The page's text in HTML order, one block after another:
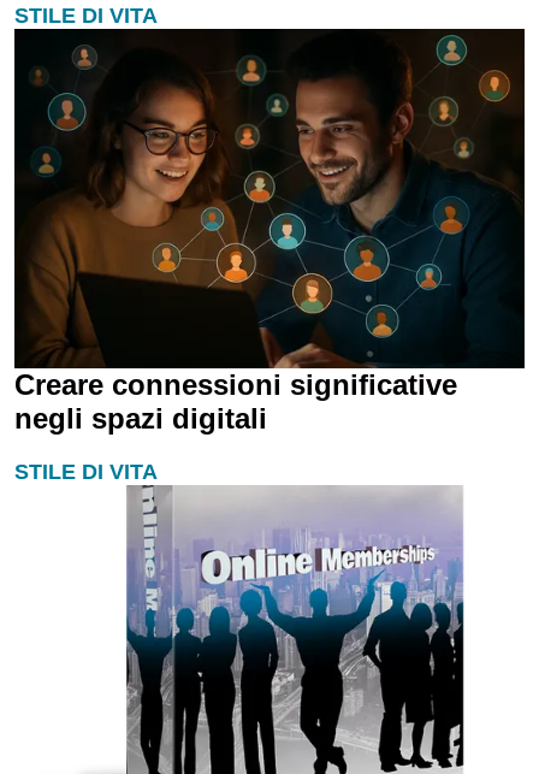
STILE DI VITA
Creare connessioni significative
negli spazi digitali
STILE DI VITA